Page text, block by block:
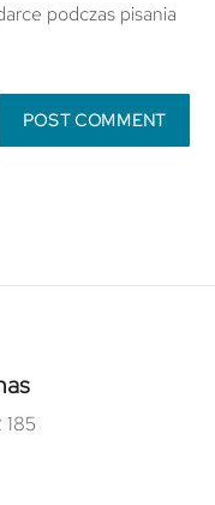
podczas pisania